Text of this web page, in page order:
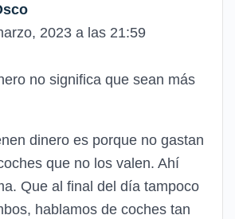
2023 a las 21:59
no significa que sean más
dinero es porque no gastan
que no los valen. Ahí
Que al final del día tampoco
hablamos de coches tan